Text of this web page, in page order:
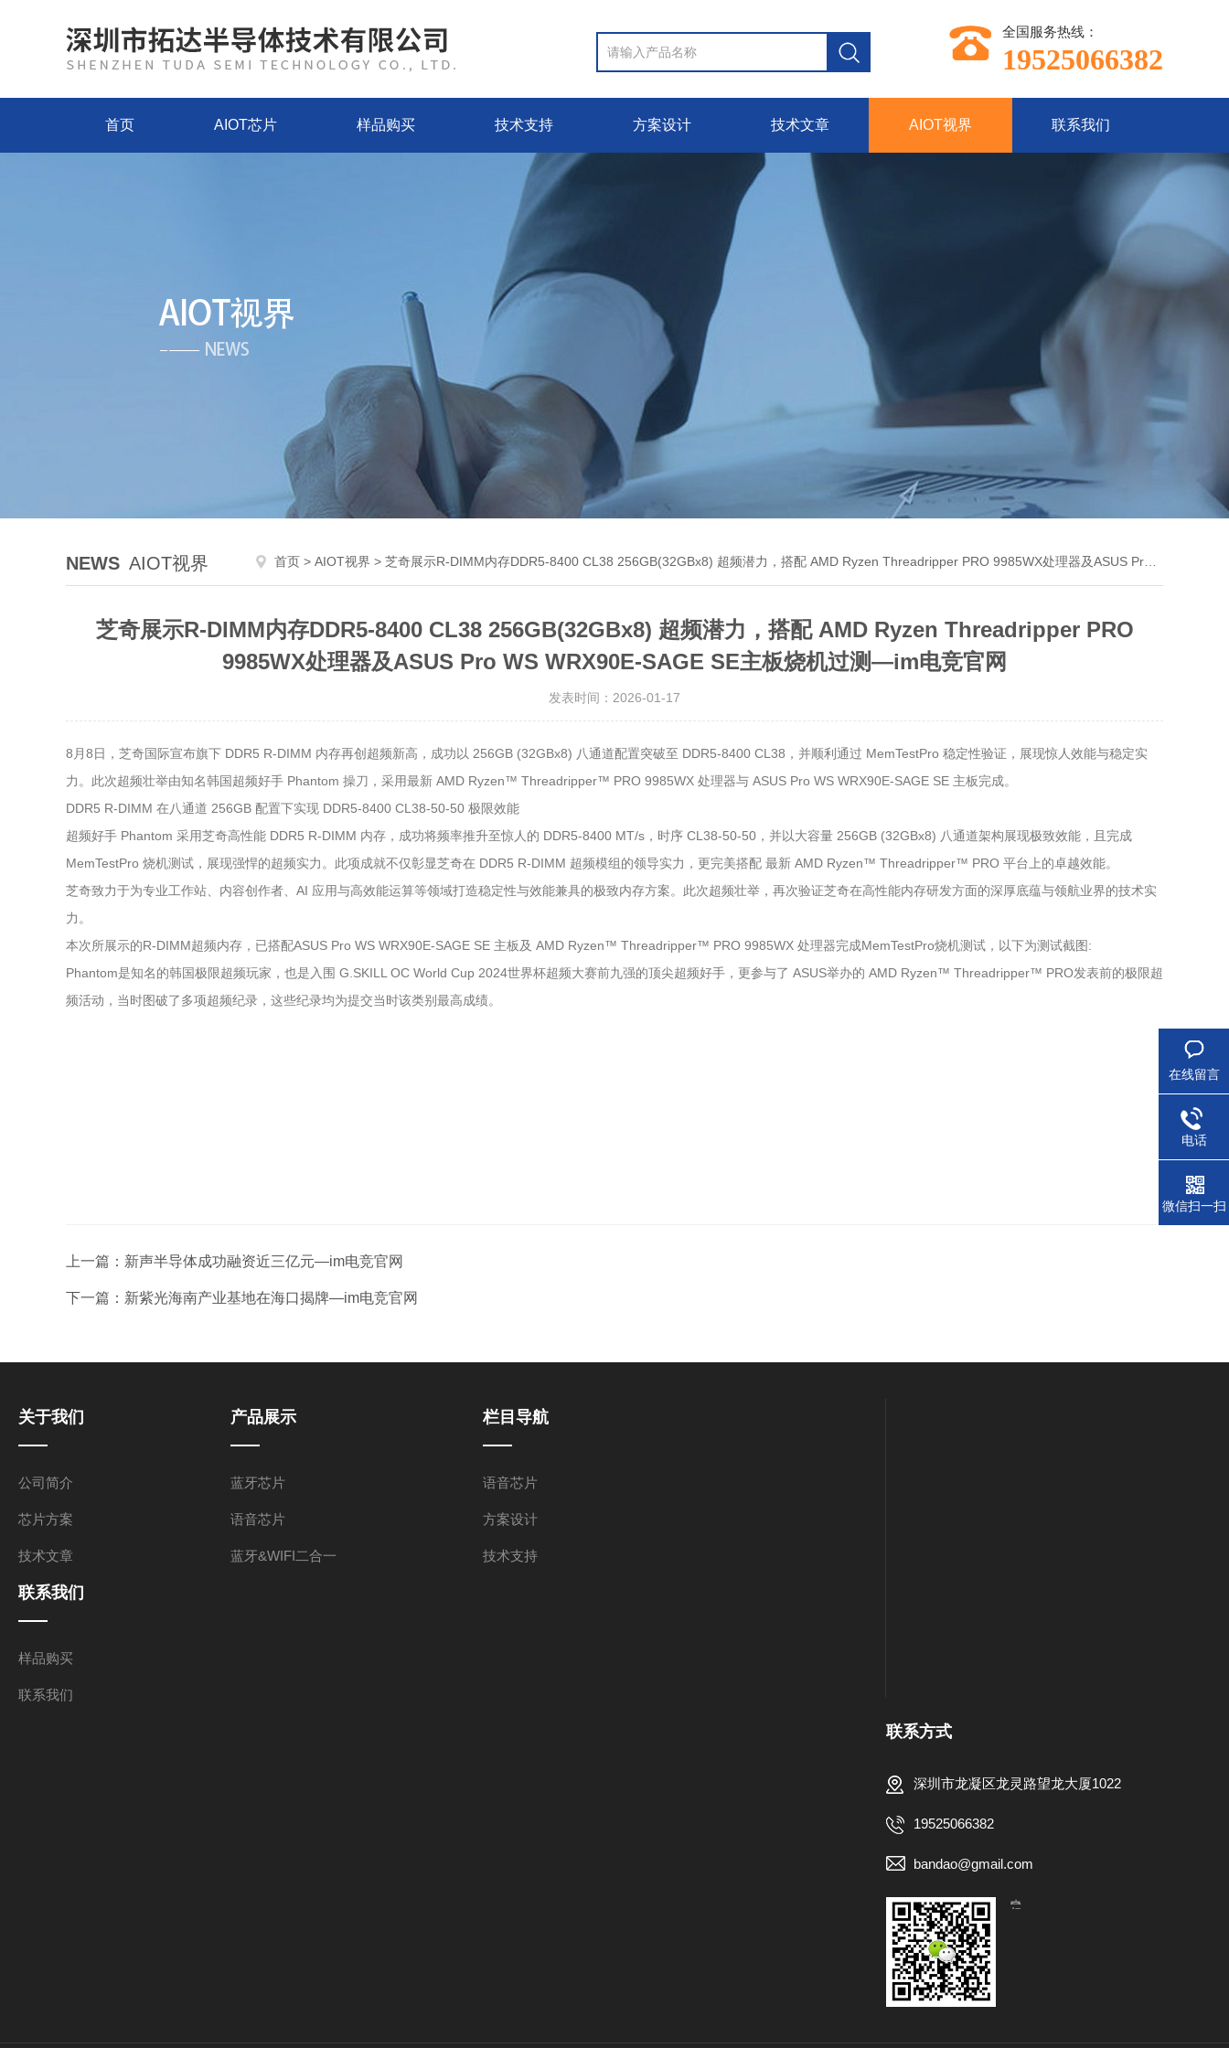
全国服务热线：
19525066382
首页 AIOT芯片 样品购买 技术支持 方案设计 技术文章 AIOT视界 联系我们
NEWS AIOT视界 首页 > AIOT视界 > 芝奇展示R-DIMM内存DDR5-8400 CL38 256GB(32GBx8) 超频潜力，搭配 AMD Ryzen Threadripper PRO 9985WX处理器及ASUS Pro WS WRX90E-SAGE SE主板烧机过测—im电竞官网
芝奇展示R-DIMM内存DDR5-8400 CL38 256GB(32GBx8) 超频潜力，搭配 AMD Ryzen Threadripper PRO
9985WX处理器及ASUS Pro WS WRX90E-SAGE SE主板烧机过测—im电竞官网
发表时间：2026-01-17
8月8日，芝奇国际宣布旗下 DDR5 R-DIMM 内存再创超频新高，成功以 256GB (32GBx8) 八通道配置突破至 DDR5-8400 CL38，并顺利通过 MemTestPro 稳定性验证，展现惊人效能与稳定实
力。此次超频壮举由知名韩国超频好手 Phantom 操刀，采用最新 AMD Ryzen™ Threadripper™ PRO 9985WX 处理器与 ASUS Pro WS WRX90E-SAGE SE 主板完成。
DDR5 R-DIMM 在八通道 256GB 配置下实现 DDR5-8400 CL38-50-50 极限效能
超频好手 Phantom 采用芝奇高性能 DDR5 R-DIMM 内存，成功将频率推升至惊人的 DDR5-8400 MT/s，时序 CL38-50-50，并以大容量 256GB (32GBx8) 八通道架构展现极致效能，且完成
MemTestPro 烧机测试，展现强悍的超频实力。此项成就不仅彰显芝奇在 DDR5 R-DIMM 超频模组的领导实力，更完美搭配 最新 AMD Ryzen™ Threadripper™ PRO 平台上的卓越效能。
芝奇致力于为专业工作站、内容创作者、AI 应用与高效能运算等领域打造稳定性与效能兼具的极致内存方案。此次超频壮举，再次验证芝奇在高性能内存研发方面的深厚底蕴与领航业界的技术实
力。
本次所展示的R-DIMM超频内存，已搭配ASUS Pro WS WRX90E-SAGE SE 主板及 AMD Ryzen™ Threadripper™ PRO 9985WX 处理器完成MemTestPro烧机测试，以下为测试截图:
Phantom是知名的韩国极限超频玩家，也是入围 G.SKILL OC World Cup 2024世界杯超频大赛前九强的顶尖超频好手，更参与了 ASUS举办的 AMD Ryzen™ Threadripper™ PRO发表前的极限超
频活动，当时图破了多项超频纪录，这些纪录均为提交当时该类别最高成绩。
上一篇： 新声半导体成功融资近三亿元—im电竞官网
下一篇： 新紫光海南产业基地在海口揭牌—im电竞官网
关于我们
公司简介
芯片方案
技术文章
产品展示
蓝牙芯片
语音芯片
蓝牙&WIFI二合一
栏目导航
语音芯片
方案设计
技术支持
联系我们
样品购买
联系我们
联系方式
深圳市龙凝区龙灵路望龙大厦1022
19525066382
bandao@gmail.com
【扫一扫，关注我们】
在线留言
电话
微信扫一扫